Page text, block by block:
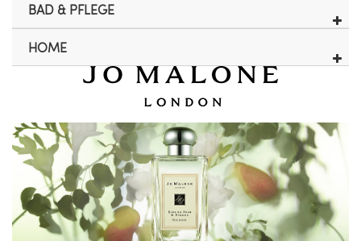
BAD & PFLEGE
HOME